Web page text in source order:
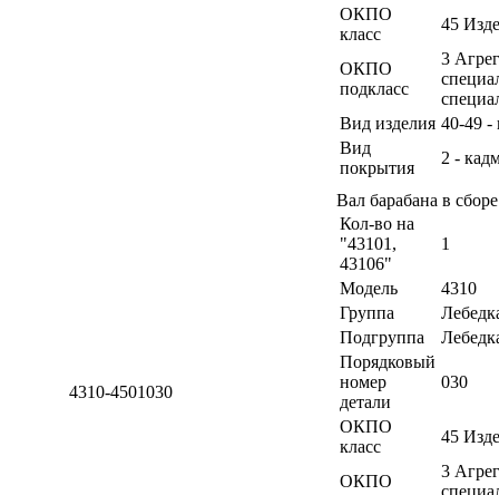
ОКПО
класс
45
ОКПО
подкласс
3
Вид изделия 40-49 -
Вид
покрытия
2 -
4310-4501030
Вал барабана в
Кол-во на
"43101,
43106"
1
Модель
4310
Группа
Подгруппа
Порядковый
номер
детали
030
ОКПО
класс
45
ОКПО
3